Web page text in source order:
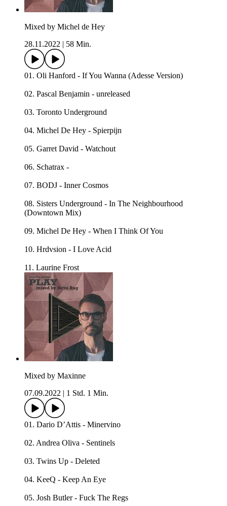
Mixed by Michel de Hey
28.11.2022
58 Min.
01. Oli Hanford - If You Wanna (Adesse Version)
02. Pascal Benjamin - unreleased
03. Toronto Underground
04. Michel De Hey - Spierpijn
05. Garret David - Watchout
06. Schatrax -
07. BODJ - Inner Cosmos
08. Sisters Underground - In The Neighbourhood
(Downtown Mix)
09. Michel De Hey - When I Think Of You
10. Hrdvsion - I Love Acid
11. Laurine Frost
Mixed by Maxinne
07.09.2022
1 Std. 1 Min.
01. Dario D’Attis - Minervino
02. Andrea Oliva - Sentinels
03. Twins Up - Deleted
04. KeeQ - Keep An Eye
05. Josh Butler - Fuck The Regs